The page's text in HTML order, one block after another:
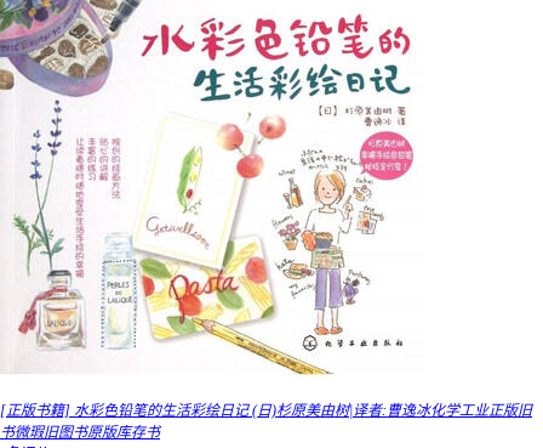
[正版书籍] 水彩色铅笔的生活彩绘日记 (日)杉原美由树|译者:曹逸冰化学工业正版旧
书微瑕旧图书原版库存书